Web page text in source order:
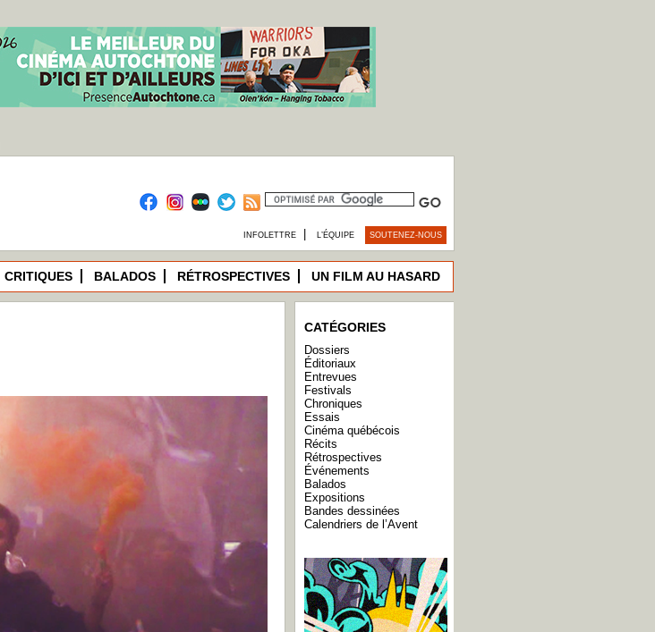
INFOLETTRE L’ÉQUIPE SOUTENEZ-NOUS
CRITIQUES BALADOS RÉTROSPECTIVES UN FILM AU HASARD
CATÉGORIES
Dossiers
Éditoriaux
Entrevues
Festivals
Chroniques
Essais
Cinéma québécois
Récits
Rétrospectives
Événements
Balados
Expositions
Bandes dessinées
Calendriers de l’Avent